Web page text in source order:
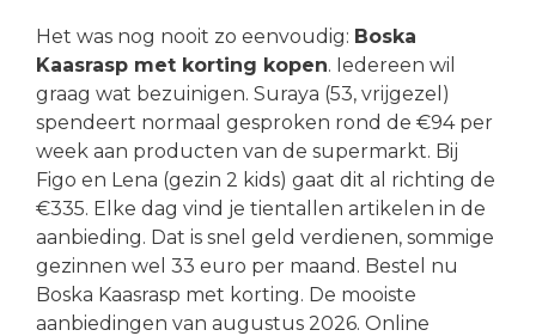
Het was nog nooit zo eenvoudig: Boska
Kaasrasp met korting kopen. Iedereen wil
graag wat bezuinigen. Suraya (53, vrijgezel)
spendeert normaal gesproken rond de €94 per
week aan producten van de supermarkt. Bij
Figo en Lena (gezin 2 kids) gaat dit al richting de
€335. Elke dag vind je tientallen artikelen in de
aanbieding. Dat is snel geld verdienen, sommige
gezinnen wel 33 euro per maand. Bestel nu
Boska Kaasrasp met korting. De mooiste
aanbiedingen van augustus 2026. Online